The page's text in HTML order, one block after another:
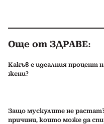
Още от ЗДРАВЕ:
Какъв е идеалния процент
жени?
Защо мускулите не
причини, които може да